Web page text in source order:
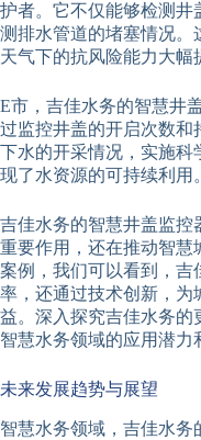
护者。它不仅能够检测井
测排水管道的堵塞情况。
天气下的抗风险能力大幅
E市，吉佳水务的智慧井
过监控井盖的开启次数和
下水的开采情况，实施科
现了水资源的可持续利用。
吉佳水务的智慧井盖监控
重要作用，还在推动智慧
案例，我们可以看到，吉
率，还通过技术创新，为
益。深入探究吉佳水务的
智慧水务领域的应用潜力
未来发展趋势与展望
智慧水务领域，吉佳水务